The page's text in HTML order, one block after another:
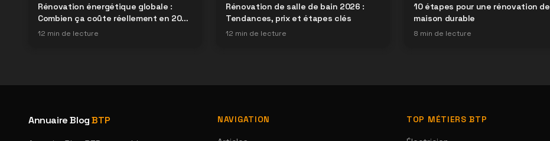
Rénovation énergétique globale :
Combien ça coûte réellement en 2026
?
12 min de lecture
Rénovation de salle de bain 2026 :
Tendances, prix et étapes clés
12 min de lecture
10 étapes pour une rénovation de
maison durable
8 min de lecture
Annuaire BlogBTP NAVIGATION TOP MÉTIERS BTP